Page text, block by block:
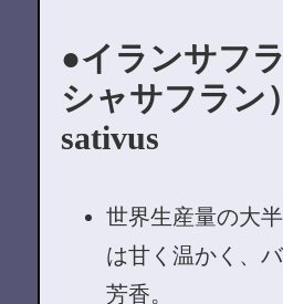
イランサフ
シャサフラン
sativus
世界生産量の大
は甘く温かく、
芳香。